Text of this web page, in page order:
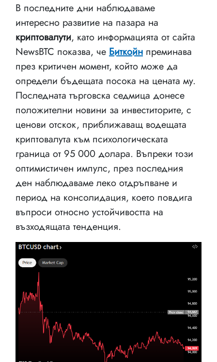
В последните дни наблюдаваме
интересно развитие на пазара на
криптовалути, като информацията от сайта
NewsBTC показва, че Биткойн преминава
през критичен момент, който може да
определи бъдещата посока на цената му.
Последната търговска седмица донесе
положителни новини за инвеститорите, с
ценови отскок, приближаващ водещата
криптовалута към психологическата
граница от 95 000 долара. Въпреки този
оптимистичен импулс, през последния
ден наблюдаваме леко отдръпване и
период на консолидация, което повдига
въпроси относно устойчивостта на
възходящата тенденция.